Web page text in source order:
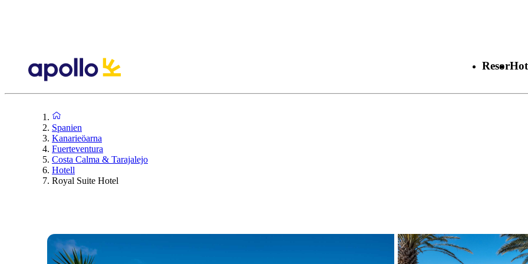
Resor
Spanien
Kanarieöarna
Fuerteventura
Costa Calma & Tarajalejo
Hotell
Royal Suite Hotel